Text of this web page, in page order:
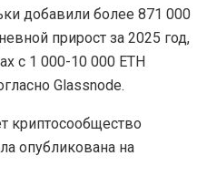
добавили более 871 000
прирост за 2025 год,
с 1 000-10 000 ETH
Glassnode.
криптосообщество
опубликована на